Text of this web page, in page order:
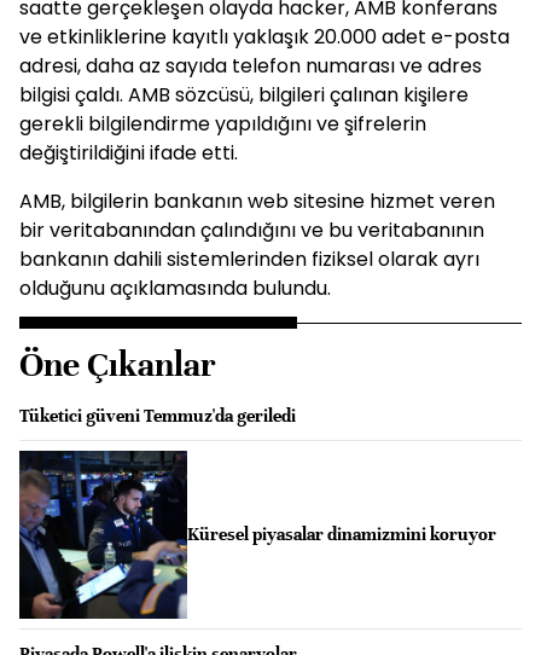
saatte gerçekleşen olayda hacker, AMB konferans
ve etkinliklerine kayıtlı yaklaşık 20.000 adet e-posta
adresi, daha az sayıda telefon numarası ve adres
bilgisi çaldı. AMB sözcüsü, bilgileri çalınan kişilere
gerekli bilgilendirme yapıldığını ve şifrelerin
değiştirildiğini ifade etti.
AMB, bilgilerin bankanın web sitesine hizmet veren
bir veritabanından çalındığını ve bu veritabanının
bankanın dahili sistemlerinden fiziksel olarak ayrı
olduğunu açıklamasında bulundu.
Öne Çıkanlar
Tüketici güveni Temmuz'da geriledi
Küresel piyasalar dinamizmini koruyor